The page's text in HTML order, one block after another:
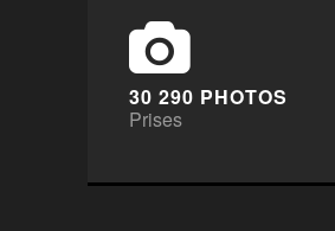
30 290 PHOTOS
Prises